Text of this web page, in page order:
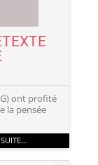
ont profité
la pensée